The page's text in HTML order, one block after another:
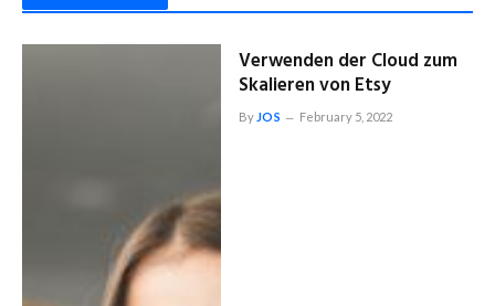
Verwenden der Cloud zum
Skalieren von Etsy
By JOS February 5, 2022